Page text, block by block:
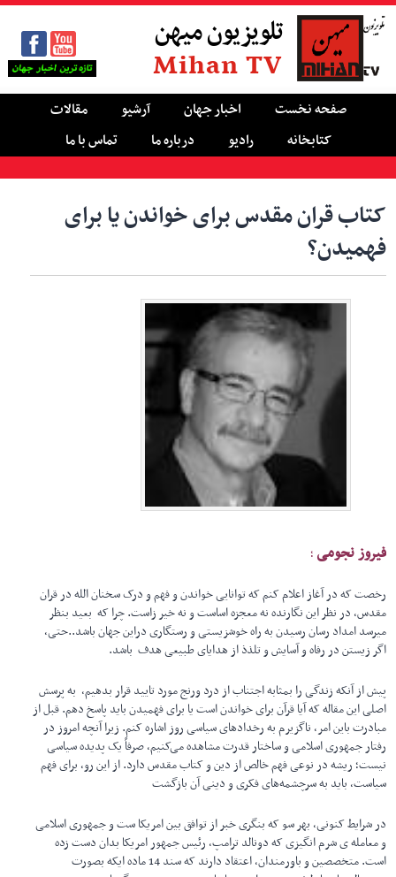
تلویزیون میهن
Mihan TV
صفحه نخست اخبار جهان آرشیو
مقالات
کتابخانه
رادیو درباره ما تماس با ما
کتاب قران مقدس برای خواندن یا برای
فهمیدن؟
فیروز نجومی ;
رخصت که در آغاز اعلام کنم که توانایی خواندن و فهم و درک سخنان الله در قران
مقدس، در نظر این نگارنده نه معجزه اساست و نه خیر زاست. چرا که بعید بنظر
میرسد امداد رسان رسیدن به راه خوشزیستی و رستگاری دراین جهان باشد..حتی،
اگر زیستن در رفاه و آسایش و تلذذ از هدایای طبیعی هدف باشد.
پیش از آنکه زندگی را بمثابه اجتناب از درد ورنج مورد تایید قرار بدهیم، به پرسش
اصلی این مقاله که آیا قرآن برای خواندن است یا برای فهمیدن باید پاسخ دهم. قبل از
مبادرت باین امر، ناگزیرم به رخدادهای سیاسی روز اشاره کنم. زیرا آنچه امروز در
رفتار جمهوری اسلامی و ساختار قدرت مشاهده می‌کنیم، صرفاً یک پدیده سیاسی
نیست؛ ریشه در نوعی فهم خالص از دین و کتاب مقدس دارد. از این رو، برای فهم
سیاست، باید به سرچشمه‌های فکری و دینی آن بازگشت
در شرایط کنونی، بهر سو که بنگری خبر از توافق بین امریکا ست و جمهوری اسلامی
و معامله ی شرم انگیزی که دونالد ترامپ، رئیس جمهور امریکا بدان دست زده
است. متخصصین و باورمندان، اعتقاد دارند که سند 14 ماده ایکه بصورت